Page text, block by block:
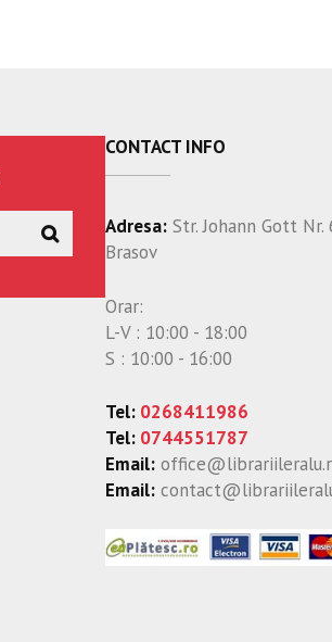
CONTACT INFO
Adresa: Str. Johann Gott Nr.
Brasov
Orar:
L-V : 10:00 - 18:00
S : 10:00 - 16:00
Tel: 0268411986
Tel: 0744551787
Email:
Email: